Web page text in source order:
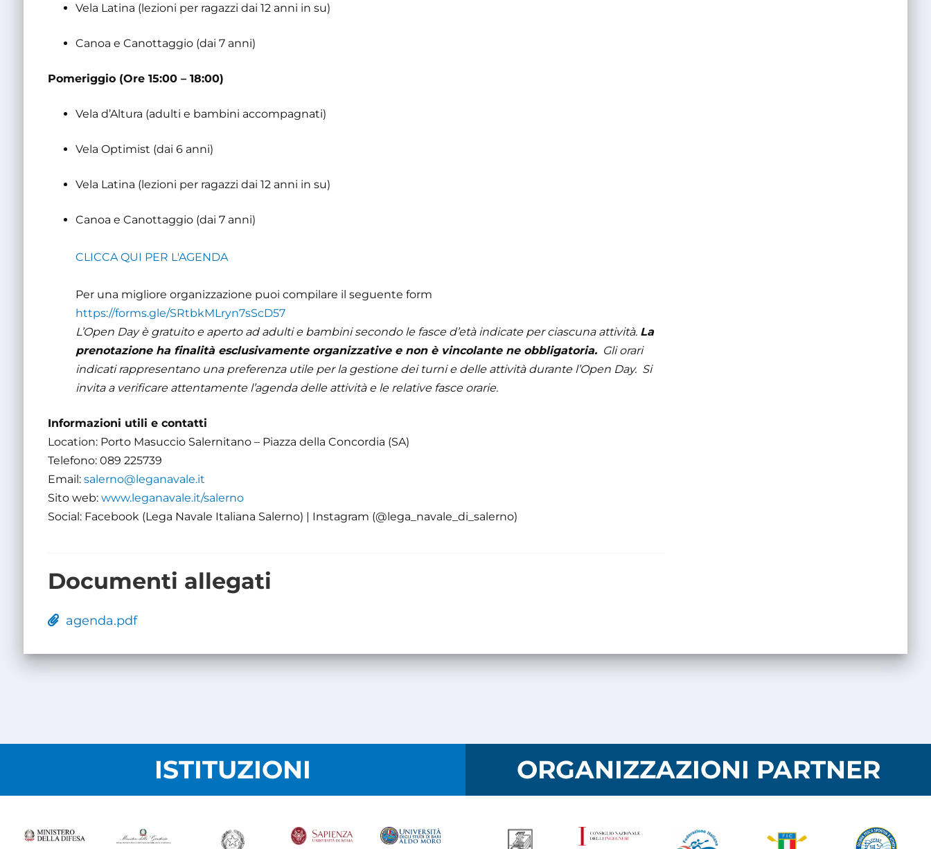
Vela Latina (lezioni per ragazzi dai 12 anni in su)
Canoa e Canottaggio (dai 7 anni)
Pomeriggio (Ore 15:00 – 18:00)
Vela d’Altura (adulti e bambini accompagnati)
Vela Optimist (dai 6 anni)
Vela Latina (lezioni per ragazzi dai 12 anni in su)
Canoa e Canottaggio (dai 7 anni)
CLICCA QUI PER L'AGENDA
Per una migliore organizzazione puoi compilare il seguente form
https://forms.gle/SRtbkMLryn7sScD57
L’Open Day è gratuito e aperto ad adulti e bambini secondo le fasce d’età indicate per ciascuna attività. La
prenotazione ha finalità esclusivamente organizzative e non è vincolante ne obbligatoria.Gli orari
indicati rappresentano una preferenza utile per la gestione dei turni e delle attività durante l’Open Day. Si
invita a verificare attentamente l’agenda delle attività e le relative fasce orarie.
Informazioni utili e contatti
Location: Porto Masuccio Salernitano – Piazza della Concordia (SA)
Telefono: 089 225739
Email: salerno@leganavale.it
Sito web: www.leganavale.it/salerno
Social: Facebook (Lega Navale Italiana Salerno) | Instagram (@lega_navale_di_salerno)
Documenti allegati
agenda.pdf
ISTITUZIONI ORGANIZZAZIONI PARTNER